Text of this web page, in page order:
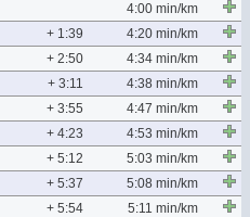
4:00 min/km
+ 1:39
4:20 min/km
+ 2:50
4:34 min/km
+ 3:11
4:38 min/km
+ 3:55
4:47 min/km
+ 4:23
4:53 min/km
+ 5:12
5:03 min/km
+ 5:37
5:08 min/km
+ 5:54
5:11 min/km